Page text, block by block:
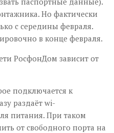
Но фактически
с середины февраля.
в конце февраля.
РосфонДом зависит от
подключается к
раздаёт wi-
питания. При таком
от свободного порта на